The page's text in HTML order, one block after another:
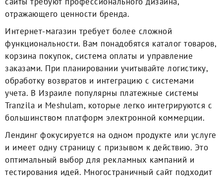
отражающего ценности бренда.
Интернет-магазин требует более сложной
функциональности. Вам понадобятся каталог товаров,
корзина покупок, система оплаты и управление
заказами. При планировании учитывайте логистику,
обработку возвратов и интеграцию с системами
учета. В Израиле популярны платежные системы
Tranzila и Meshulam, которые легко интегрируются с
большинством платформ электронной коммерции.
Лендинг фокусируется на одном продукте или услуге
и имеет одну страницу с призывом к действию. Это
оптимальный выбор для рекламных кампаний и
тестирования идей. Многостраничный сайт подходит